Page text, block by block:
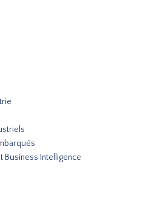
Business Intelligence